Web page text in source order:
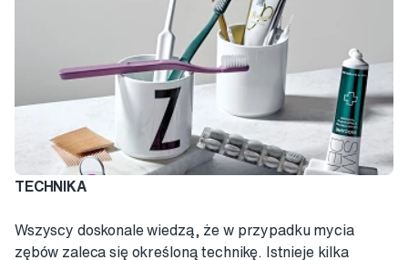
TECHNIKA
Wszyscy doskonale wiedzą, że w przypadku mycia
zębów zaleca się określoną technikę. Istnieje kilka